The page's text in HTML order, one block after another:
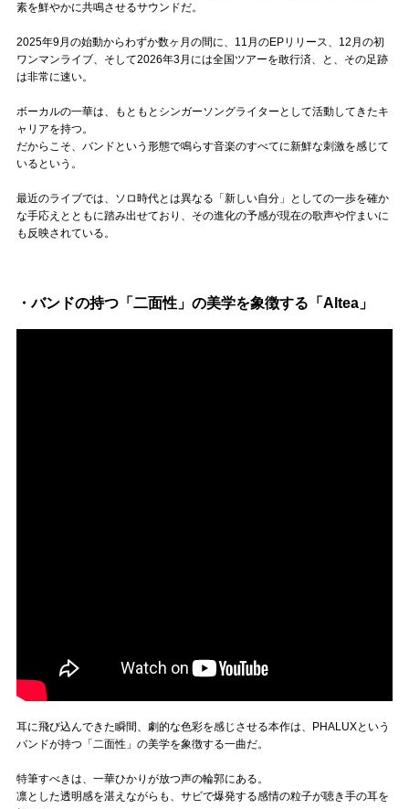
素を鮮やかに共鳴させるサウンドだ。
2025年9月の始動からわずか数ヶ月の間に、11月のEPリリース、12月の初
ワンマンライブ、そして2026年3月には全国ツアーを敢行済、と、その足跡
は非常に速い。
ボーカルの一華は、もともとシンガーソングライターとして活動してきたキ
ャリアを持つ。
だからこそ、バンドという形態で鳴らす音楽のすべてに新鮮な刺激を感じて
いるという。
最近のライブでは、ソロ時代とは異なる「新しい自分」としての一歩を確か
な手応えとともに踏み出せており、その進化の予感が現在の歌声や佇まいに
も反映されている。
・バンドの持つ「二面性」の美学を象徴する「Altea」
耳に飛び込んできた瞬間、劇的な色彩を感じさせる本作は、PHALUXという
バンドが持つ「二面性」の美学を象徴する一曲だ。
特筆すべきは、一華ひかりが放つ声の輪郭にある。
凛とした透明感を湛えながらも、サビで爆発する感情の粒子が聴き手の耳を